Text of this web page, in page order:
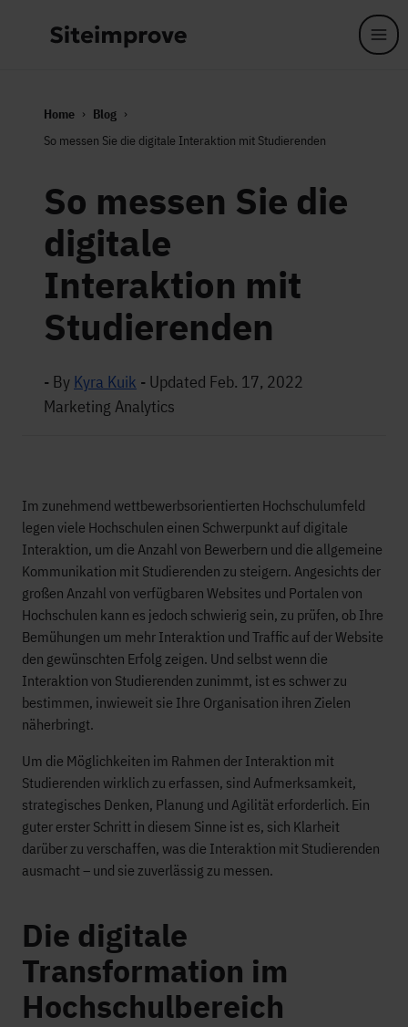
Home
Blog
So messen Sie die digitale Interaktion mit Studierenden
So messen Sie die
digitale
Interaktion mit
Studierenden
- By Kyra Kuik - Updated Feb. 17, 2022
Marketing Analytics
Im zunehmend wettbewerbsorientierten Hochschulumfeld
legen viele Hochschulen einen Schwerpunkt auf digitale
Interaktion, um die Anzahl von Bewerbern und die allgemeine
Kommunikation mit Studierenden zu steigern. Angesichts der
großen Anzahl von verfügbaren Websites und Portalen von
Hochschulen kann es jedoch schwierig sein, zu prüfen, ob Ihre
Bemühungen um mehr Interaktion und Traffic auf der Website
den gewünschten Erfolg zeigen. Und selbst wenn die
Interaktion von Studierenden zunimmt, ist es schwer zu
bestimmen, inwieweit sie Ihre Organisation ihren Zielen
näherbringt.
Um die Möglichkeiten im Rahmen der Interaktion mit
Studierenden wirklich zu erfassen, sind Aufmerksamkeit,
strategisches Denken, Planung und Agilität erforderlich. Ein
guter erster Schritt in diesem Sinne ist es, sich Klarheit
darüber zu verschaffen, was die Interaktion mit Studierenden
ausmacht – und sie zuverlässig zu messen.
Die digitale
Transformation im
Hochschulbereich